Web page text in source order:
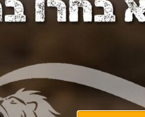
כי לכל אחד ואחת צריך להיות טיפול
על ידיו הינו איש מקצוע עם תואר שני
מסובסד. יש לבדוק עם הגוף אליהם
ואין לראות אותו כתחליף לייעוץ מקצועי